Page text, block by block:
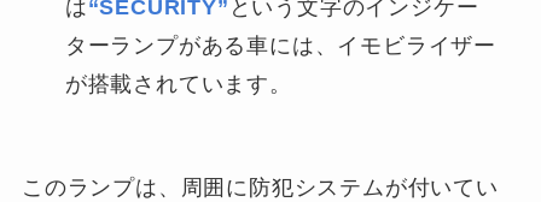
は“SECURITY” という文字のインジケー
ターランプがある車には、イモビライザー
が搭載されています。
このランプは、周囲に防犯システムが付いてい